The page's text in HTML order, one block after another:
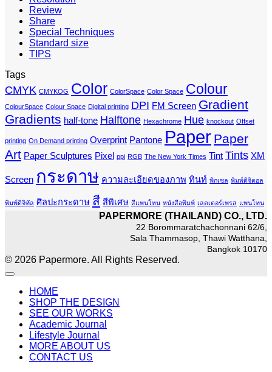
Review
Share
Special Techniques
Standard size
TIPS
Tags
CMYK CMYKOG Color ColorSpace Color Space Colour
ColourSpace Colour Space Digital printing DPI FM Screen Gradient
Gradients half-tone Halftone Hexachrome Hue knockout Offset
printing On Demand printing Overprint Pantone Paper Paper
Art Paper Sculptures Pixel ppi RGB The New York Times Tint Tints XM
Screen กระดาษ ความละเอียดของภาพ ทินท์ พิกเซล พิมพ์ดิจิตอล
พิมพ์ดิจิทัล ศิลปะกระดาษ สี สีพิเศษ สีแพนโทน หนังสือพิมพ์ เลตเตอร์เพรส แพนโทน
PAPERMORE (THAILAND) CO., LTD.
22 Borommaratchachonnani 62/6,
Sala Thammasop, Thawi Watthana,
Bangkok 10170
© 2026 Papermore. All Rights Reserved.
HOME
SHOP THE DESIGN
SEE OUR WORKS
Academic Journal
Lifestyle Journal
MORE ABOUT US
CONTACT US